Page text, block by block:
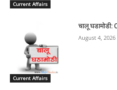
Current Affairs
Current Affairs
चालू
August 4, 2026